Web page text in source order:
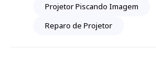
Projetor Piscando Imagem
Reparo de Projetor